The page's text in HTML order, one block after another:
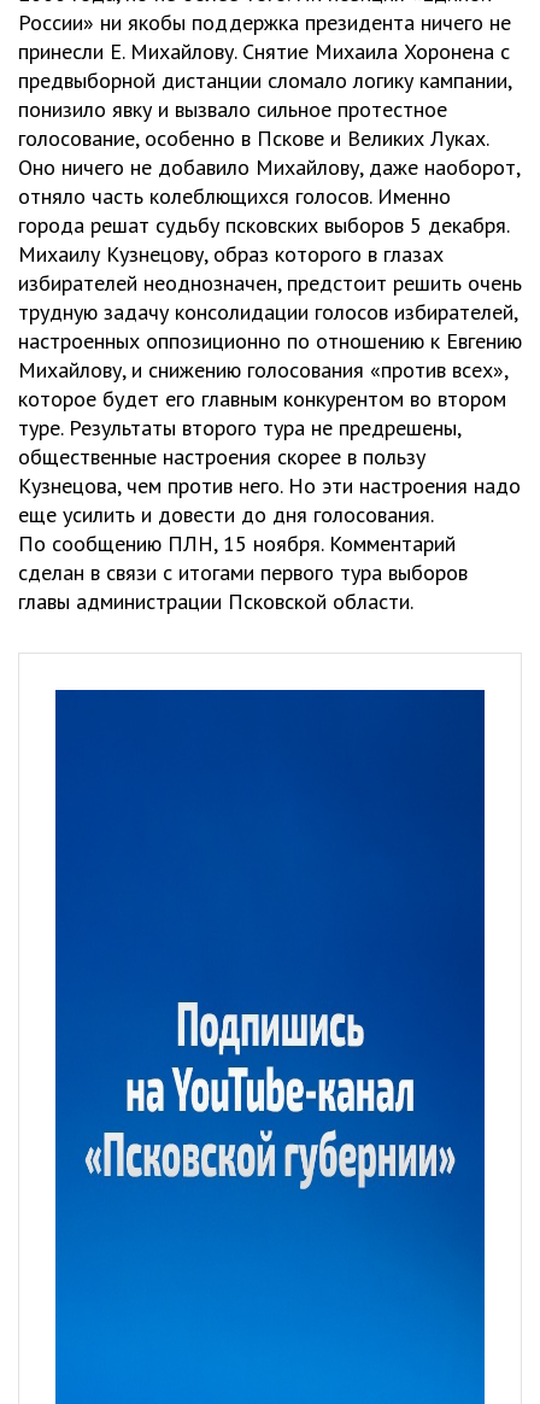
России» ни якобы поддержка президента ничего не
принесли Е. Михайлову. Снятие Михаила Хоронена с
предвыборной дистанции сломало логику кампании,
понизило явку и вызвало сильное протестное
голосование, особенно в Пскове и Великих Луках.
Оно ничего не добавило Михайлову, даже наоборот,
отняло часть колеблющихся голосов. Именно
города решат судьбу псковских выборов 5 декабря.
Михаилу Кузнецову, образ которого в глазах
избирателей неоднозначен, предстоит решить очень
трудную задачу консолидации голосов избирателей,
настроенных оппозиционно по отношению к Евгению
Михайлову, и снижению голосования «против всех»,
которое будет его главным конкурентом во втором
туре. Результаты второго тура не предрешены,
общественные настроения скорее в пользу
Кузнецова, чем против него. Но эти настроения надо
еще усилить и довести до дня голосования.
По сообщению ПЛН, 15 ноября. Комментарий
сделан в связи с итогами первого тура выборов
главы администрации Псковской области.